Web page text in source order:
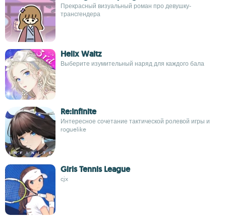
Прекрасный визуальный роман про девушку-
трансгендера
Helix Waltz
Выберите изумительный наряд для каждого бала
Re:Infinite
Интересное сочетание тактической ролевой игры и
roguelike
Girls Tennis League
cjx